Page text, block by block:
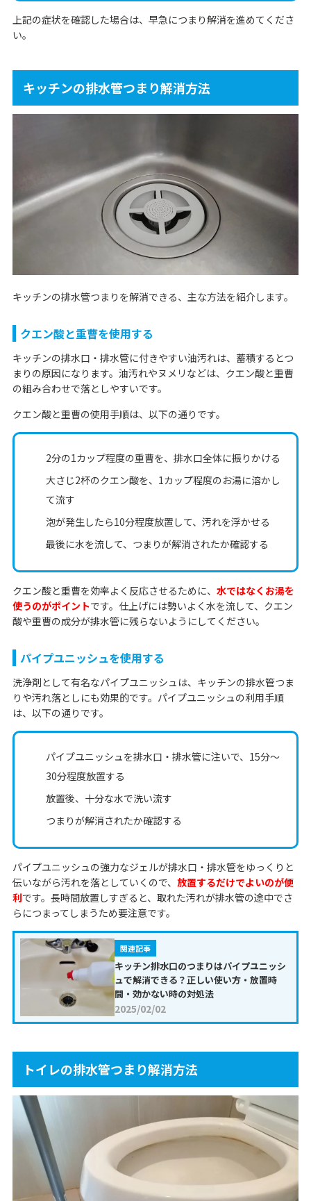
上記の症状を確認した場合は、早急につまり解消を進めてくださ
い。
キッチンの排水管つまり解消方法
キッチンの排水管つまりを解消できる、主な方法を紹介します。
クエン酸と重曹を使用する
キッチンの排水口・排水管に付きやすい油汚れは、蓄積するとつ
まりの原因になります。油汚れやヌメリなどは、クエン酸と重曹
の組み合わせで落としやすいです。
クエン酸と重曹の使用手順は、以下の通りです。
2分の1カップ程度の重曹を、排水口全体に振りかける
大さじ2杯のクエン酸を、1カップ程度のお湯に溶かし
て流す
泡が発生したら10分程度放置して、汚れを浮かせる
最後に水を流して、つまりが解消されたか確認する
クエン酸と重曹を効率よく反応させるために、 水ではなくお湯を
使うのがポイントです。仕上げには勢いよく水を流して、クエン
酸や重曹の成分が排水管に残らないようにしてください。
パイプユニッシュを使用する
洗浄剤として有名なパイプユニッシュは、キッチンの排水管つま
りや汚れ落としにも効果的です。パイプユニッシュの利用手順
は、以下の通りです。
パイプユニッシュを排水口・排水管に注いで、15分〜
30分程度放置する
放置後、十分な水で洗い流す
つまりが解消されたか確認する
パイプユニッシュの強力なジェルが排水口・排水管をゆっくりと
伝いながら汚れを落としていくので、 放置するだけでよいのが便
利です。長時間放置しすぎると、取れた汚れが排水管の途中でさ
らにつまってしまうため要注意です。
関連記事
キッチン排水口のつまりはパイプユニッシ
ュで解消できる？正しい使い方・放置時
間・効かない時の対処法
2025/02/02
トイレの排水管つまり解消方法